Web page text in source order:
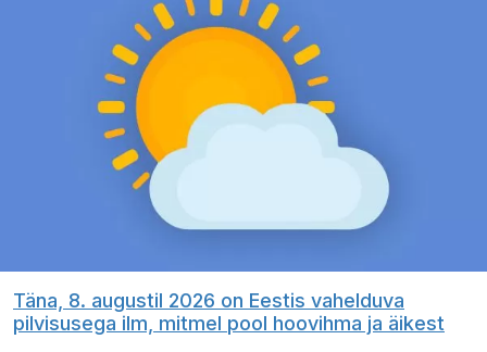
Täna, 8. augustil 2026 on Eestis vahelduva
pilvisusega ilm, mitmel pool hoovihma ja äikest